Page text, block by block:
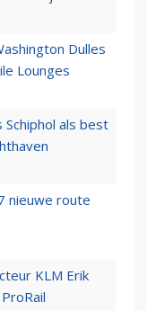
Dulles
Lounges
als best
nieuwe route
KLM Erik